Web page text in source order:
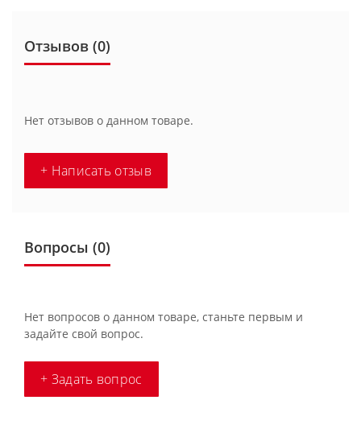
Отзывов (0)
Нет отзывов о данном товаре.
+ Написать отзыв
Вопросы (0)
Нет вопросов о данном товаре, станьте первым и
задайте свой вопрос.
+ Задать вопрос